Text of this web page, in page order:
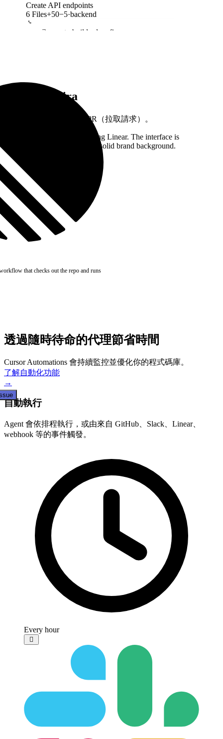
Create API endpoints
6 Files+50−5·backend
Ask Cursor to build, plan, fix...
Linear 和 Jira
指派 Cursor 將議題轉成 PR（拉取請求）。
Interactive demo showing Linear. The interface is
displayed over a subtle, solid brand background.
that checks out the repo and runs
透過隨時待命的代理節省時間
Cursor Automations 會持續監控並優化你的程式碼庫。
了解自動化功能
→
自動執行
Agent 會依排程執行，或由來自 GitHub、Slack、Linear、
webhook 等的事件觸發。
Every hour
